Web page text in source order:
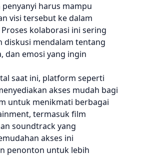
harus mampu
visi tersebut ke dalam
kolaborasi ini sering
diskusi mendalam tentang
dan emosi yang ingin
saat ini, platform seperti
akses mudah bagi
untuk menikmati berbagai
termasuk film
soundtrack yang
akses ini
penonton untuk lebih